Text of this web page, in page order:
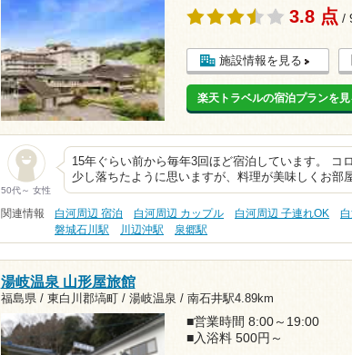
3.8 点 /
施設情報を見る
楽天トラベルの宿泊プランを見
50代～ 女性
15年ぐらい前から毎年3回ほど宿泊しています。 コ
少し落ちたように思いますが、料理が美味しくお
関連情報 白河周辺 宿泊 白河周辺 カップル 白河周辺 子連れOK
磐城石川駅
川辺沖駅 泉郷駅
湯岐温泉 山形屋旅館
福島県 / 東白川郡塙町 / 湯岐温泉 / 南石井駅4.89km
■営業時間 8:00～19:00
■入浴料 500円～